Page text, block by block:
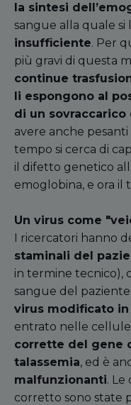
la sintesi dell’
sangue alla quale si
insufficiente. Per
più gravi di questa
continue
li espongono al
di un
avere anche
tempo si cerca di
il difetto genetico
emoglobina, e ora il
Un virus come "
I ricercatori hanno
staminali del
in termine tecnico),
sangue del paziente
virus modificato
entrato nelle
corrette del gene
talassemia, ed è
malfunzionanti. Le
corretto sono state